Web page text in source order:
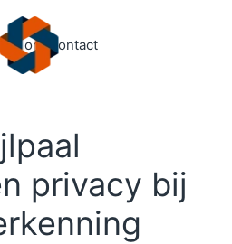
onsContact
privacy bij